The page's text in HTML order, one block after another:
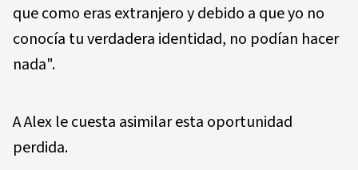
que como eras extranjero y debido a que yo no
conocía tu verdadera identidad, no podían hacer
nada".
A Alex le cuesta asimilar esta oportunidad
perdida.